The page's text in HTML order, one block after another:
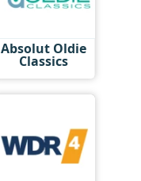
Absolut Oldie
Classics